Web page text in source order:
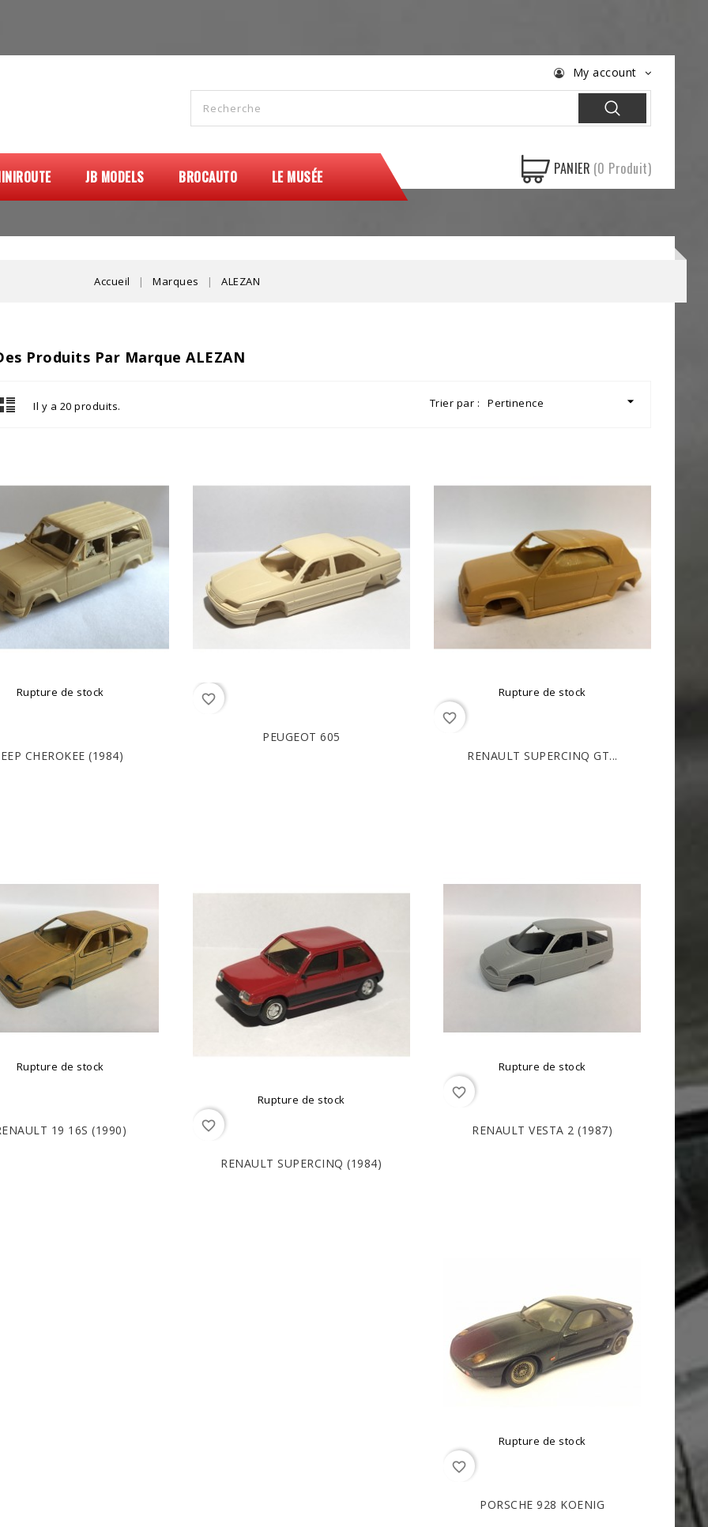
My account
JB MODELS BROCAUTO LE MUSÉE PANIER (0 Produit)
Accueil Marques ALEZAN
Produits Par Marque ALEZAN
Il y a 20 produits. Trier par : Pertinence 
Rupture de stock
CHEROKEE (1984)
favorite_border
PEUGEOT 605
Rupture de stock
favorite_border
RENAULT SUPERCINQ GT...
Rupture de stock
19 16S (1990)
Rupture de stock
favorite_border
RENAULT SUPERCINQ (1984)
Rupture de stock
favorite_border
RENAULT VESTA 2 (1987)
Rupture de stock
favorite_border
PORSCHE 928 KOENIG